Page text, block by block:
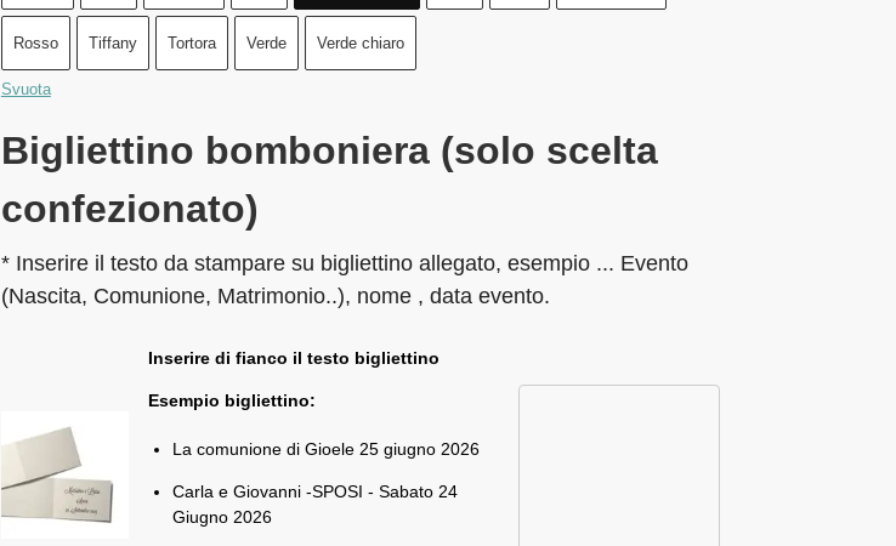
Rosso Tiffany Tortora Verde Verde chiaro
Svuota
Bigliettino bomboniera (solo scelta
confezionato)
* Inserire il testo da stampare su bigliettino allegato, esempio ... Evento
(Nascita, Comunione, Matrimonio..), nome , data evento.
Inserire di fianco il testo bigliettino
Esempio bigliettino:
La comunione di Gioele 25 giugno 2026
Carla e Giovanni -SPOSI - Sabato 24
Giugno 2026